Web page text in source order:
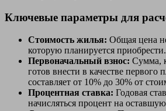
Ключевые параметры для
Стоимость жилья: Общая цена
которую планируется приобрести.
Первоначальный взнос: Сумма,
готов внести в качестве первого
составляет от 10% до 30% от
Процентная ставка: Годовая
начисляться процент на